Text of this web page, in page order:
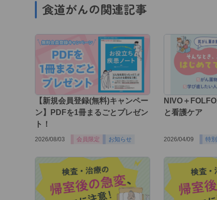
食道がんの関連記事
【新規会員登録(無料)キャンペー
ン】PDFを1冊まるごとプレゼン
ト！
2026/08/03 会員限定 お知らせ
NIVO＋
と看護ケア
2026/04/09 特